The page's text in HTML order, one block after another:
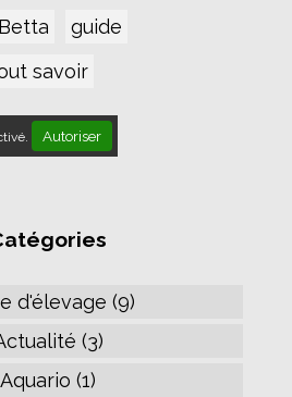
Betta
guide
savoir
Autoriser
d'élevage (9)
(3)
Aquario (1)